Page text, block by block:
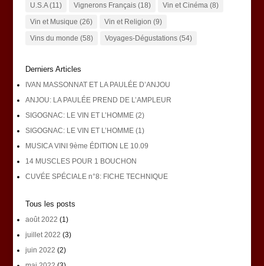
U.S.A(11) Vignerons Français(18) Vin et Cinéma(8)
Vin et Musique (26) Vin et Religion (9)
Vins du monde (58) Voyages-Dégustations(54)
Derniers Articles
IVAN MASSONNAT ET LA PAULÉE D’ANJOU
ANJOU: LA PAULÉE PREND DE L’AMPLEUR
SIGOGNAC: LE VIN ET L’HOMME (2)
SIGOGNAC: LE VIN ET L’HOMME (1)
MUSICA VINI 9ème ÉDITION LE 10.09
14 MUSCLES POUR 1 BOUCHON
CUVÉE SPÉCIALE n°8: FICHE TECHNIQUE
Tous les posts
août 2022 (1)
juillet 2022 (3)
juin 2022 (2)